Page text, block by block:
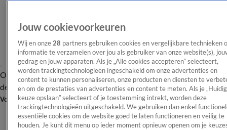
OverzichtAfleveringen Entertainment TV Algemeen
Tip
de redactieNieuwsbrief
Volg Shownieuws
Jouw cookievoorkeuren
Wij en onze 28 partners gebruiken cookies en vergelijkbare technieken
informatie te verzamelen over jou als gebruiker van onze website(s),
gedrag en jouw apparaten. Als je „Alle cookies accepteren” selecteert,
worden trackingtechnologieën ingeschakeld om onze advertenties en
content te kunnen personaliseren, onze producten en diensten te
en om de prestaties van advertenties en content te meten. Als je
keuze opslaan” selecteert of je toestemming intrekt, worden deze
trackingtechnologieën uitgeschakeld. We gebruiken dan enkel
essentiële cookies om de website goed te laten functioneren en veilig te
houden. Je kunt dit menu op ieder moment opnieuw openen om je